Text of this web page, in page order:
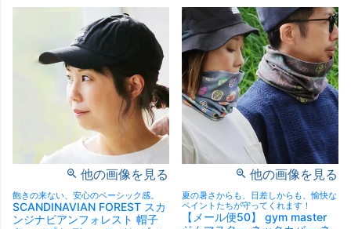
他の画像を見る
飽きの来ない、安心のベーシック感。
SCANDINAVIAN FOREST スカ
ンジナビアンフォレスト 帽子
他の画像を見る
夏の暑さからも、日差しからも、愉快な
ペイントたちが守ってくれます！
【メール便50】 gym master